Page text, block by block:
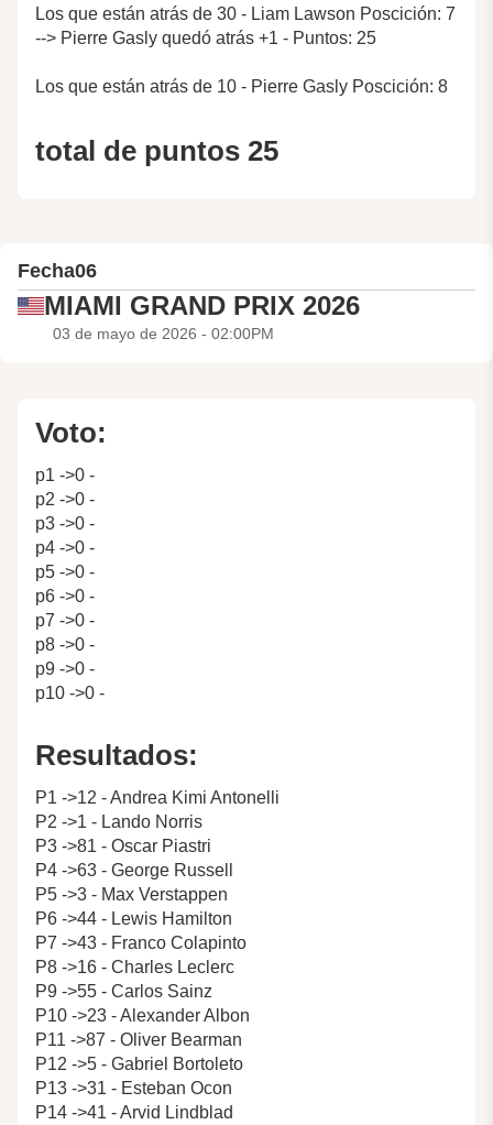
Los que están atrás de 30 - Liam Lawson Poscición: 7
--> Pierre Gasly quedó atrás +1 - Puntos: 25
Los que están atrás de 10 - Pierre Gasly Poscición: 8
total de puntos 25
Fecha06
MIAMI GRAND PRIX 2026
03 de mayo de 2026 - 02:00PM
Voto:
p1 ->0 -
p2 ->0 -
p3 ->0 -
p4 ->0 -
p5 ->0 -
p6 ->0 -
p7 ->0 -
p8 ->0 -
p9 ->0 -
p10 ->0 -
Resultados:
P1 ->12 - Andrea Kimi Antonelli
P2 ->1 - Lando Norris
P3 ->81 - Oscar Piastri
P4 ->63 - George Russell
P5 ->3 - Max Verstappen
P6 ->44 - Lewis Hamilton
P7 ->43 - Franco Colapinto
P8 ->16 - Charles Leclerc
P9 ->55 - Carlos Sainz
P10 ->23 - Alexander Albon
P11 ->87 - Oliver Bearman
P12 ->5 - Gabriel Bortoleto
P13 ->31 - Esteban Ocon
P14 ->41 - Arvid Lindblad